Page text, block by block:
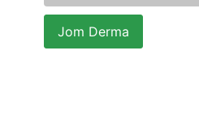
Jom Derma